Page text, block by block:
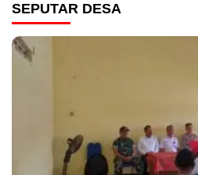
SEPUTAR DESA